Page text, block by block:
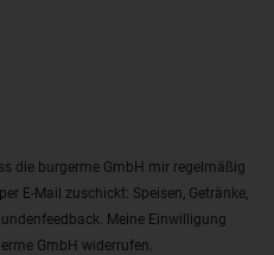
die burgerme GmbH mir regelmäßig
E-Mail zuschickt: Speisen, Getränke,
Meine Einwilligung
GmbH widerrufen.